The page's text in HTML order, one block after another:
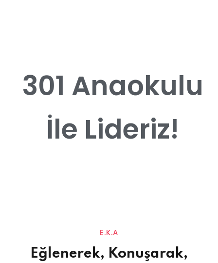
301 Anaokulu
İle Lideriz!
E.K.A
Eğlenerek, Konuşarak,